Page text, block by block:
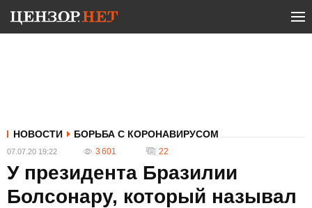
НОВОСТИ БОРЬБА С КОРОНАВИРУСОМ
07.07.20 19:22 3 601 22
У президента Бразилии
Болсонару, который называл